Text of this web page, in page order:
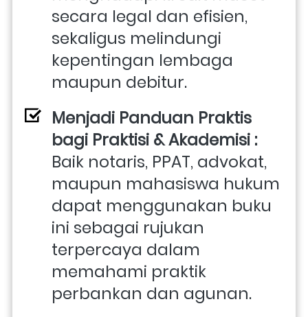
secara legal dan efisien,
sekaligus melindungi
kepentingan lembaga
maupun debitur.
Menjadi Panduan Praktis
Baik notaris, PPAT, advokat,
maupun mahasiswa hukum
dapat menggunakan buku
ini sebagai rujukan
terpercaya dalam
memahami praktik
perbankan dan agunan.